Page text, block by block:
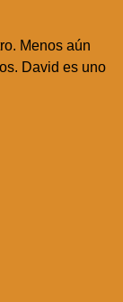
Menos aún
David es uno